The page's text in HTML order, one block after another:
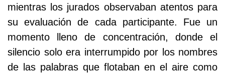
mientras los jurados observaban atentos para
su evaluación de cada participante. Fue un
momento lleno de concentración, donde el
silencio solo era interrumpido por los nombres
de las palabras que flotaban en el aire como